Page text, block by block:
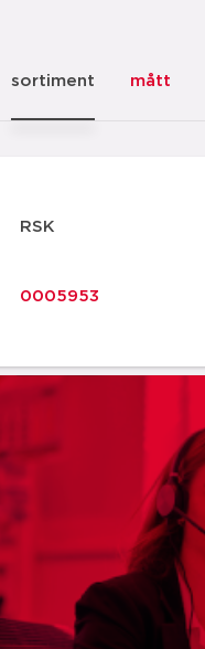
sortiment mått
RSK
0005953